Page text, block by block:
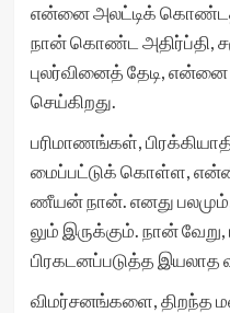
என்னை அலட்டிக்
நான் கொண்ட அதிர்ப்தி,
புலர்வினைத் தேடி,
செய்கிறது.
பரிமாணங்கள்,
மைப்பட்டுக் கொள்ள,
ணீயன் நான். எனது
லும் இருக்கும். நான்
பிரகடனப்படுத்த இயலாத
விமர்சனங்களை, திறந்த